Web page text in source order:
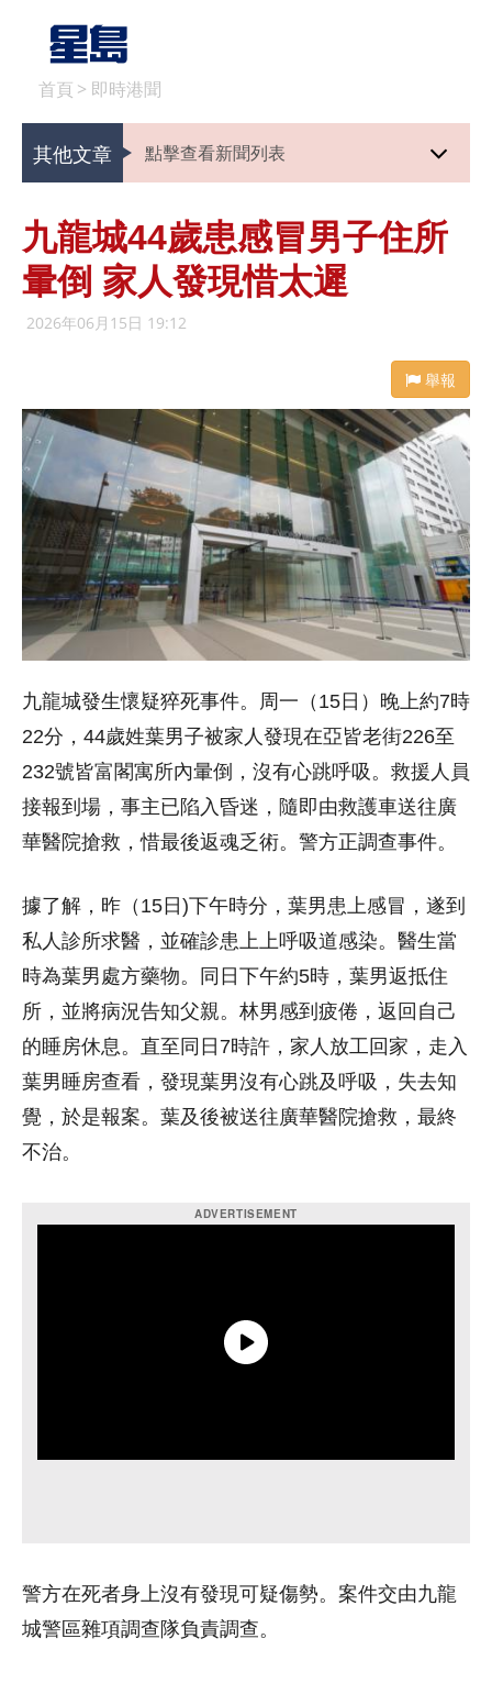
首頁 > 即時港聞
其他文章 點擊查看新聞列表
九龍城44歲患感冒男子住所
暈倒 家人發現惜太遲
2026年06月15日 19:12
舉報
九龍城發生懷疑猝死事件。周一（15日）晚上約7時
22分，44歲姓葉男子被家人發現在亞皆老街226至
232號皆富閣寓所內暈倒，沒有心跳呼吸。救援人員
接報到場，事主已陷入昏迷，隨即由救護車送往廣
華醫院搶救，惜最後返魂乏術。警方正調查事件。
據了解，昨（15日)下午時分，葉男患上感冒，遂到
私人診所求醫，並確診患上上呼吸道感染。醫生當
時為葉男處方藥物。同日下午約5時，葉男返抵住
所，並將病況告知父親。林男感到疲倦，返回自己
的睡房休息。直至同日7時許，家人放工回家，走入
葉男睡房查看，發現葉男沒有心跳及呼吸，失去知
覺，於是報案。葉及後被送往廣華醫院搶救，最終
不治。
警方在死者身上沒有發現可疑傷勢。案件交由九龍
城警區雜項調查隊負責調查。